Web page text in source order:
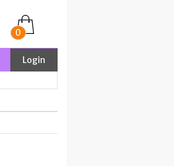
0
Login